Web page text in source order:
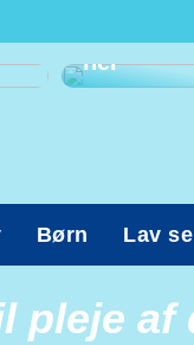
her
Børn Lav
pleje af